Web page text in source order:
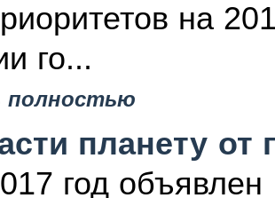
на
го...
планету от
год объявлен